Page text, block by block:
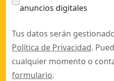
anuncios digitales
Tus datos serán
Política de Privacidad.
cualquier momento o
formulario.